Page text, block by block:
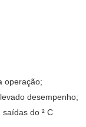
operação;
desempenho;
do ² C